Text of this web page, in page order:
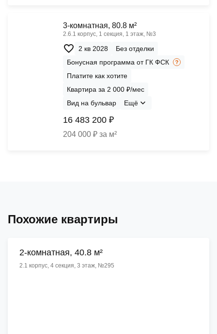
3-комнатная, 80.8 м²
2.6.1 корпус, 1 секция, 1 этаж, №3
2 кв 2028
Без отделки
Бонусная программа от ГК ФСК
Платите как хотите
Квартира за 2 000 ₽/мес
Вид на бульвар
Ещё
16 483 200 ₽
204 000 ₽ за м²
Похожие квартиры
2-комнатная, 40.8 м²
2.1 корпус, 4 секция, 3 этаж, №295